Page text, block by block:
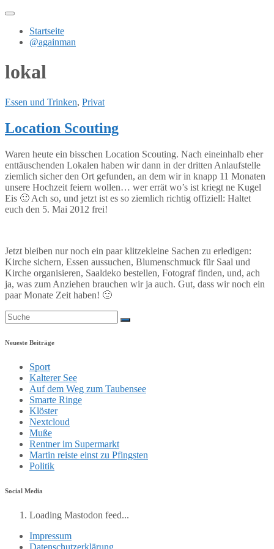
Zum
springenStartseite
@againman
lokal
Essen und Trinken, Privat
Location Scouting
Waren heute ein bisschen Location Scouting. Nach eineinhalb eher
enttäuschenden Lokalen haben wir dann in der dritten Anlaufstelle
ziemlich sicher den Ort gefunden, an dem wir in knapp 11 Monaten
unsere Hochzeit feiern wollen… wer errät wo’s ist kriegt ne Kugel
Eis 🙂 Ach so, und jetzt ist es so ziemlich richtig offiziell: Haltet
euch den 5. Mai 2012 frei!
Jetzt bleiben nur noch ein paar klitzekleine Sachen zu erledigen:
Kirche sichern, Essen aussuchen, Blumenschmuck für Saal und
Kirche organisieren, Saaldeko bestellen, Fotograf finden, und, ach
ja, was zum Anziehen brauchen wir ja auch. Gut, dass wir noch ein
paar Monate Zeit haben! 🙂
Neueste Beiträge
Sport
Kalterer See
Auf dem Weg zum Taubensee
Smarte Ringe
Klöster
Nextcloud
Muße
Rentner im Supermarkt
Martin reiste einst zu Pfingsten
Politik
Social Media
Loading Mastodon feed...
Impressum
Datenschutzerklärung